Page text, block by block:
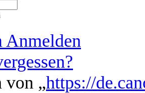
von „https://